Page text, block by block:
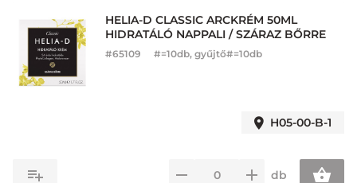
HELIA-D CLASSIC ARCKRÉM 50ML
HIDRATÁLÓ NAPPALI / SZÁRAZ BŐRRE
#65109 #=10db, gyűjtő#=10db
H05-00-B-1
db